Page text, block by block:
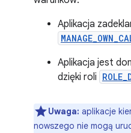
Aplikacja
Aplikacja jest
dzięki roli
Uwaga: aplikacje
nowszego nie mogą